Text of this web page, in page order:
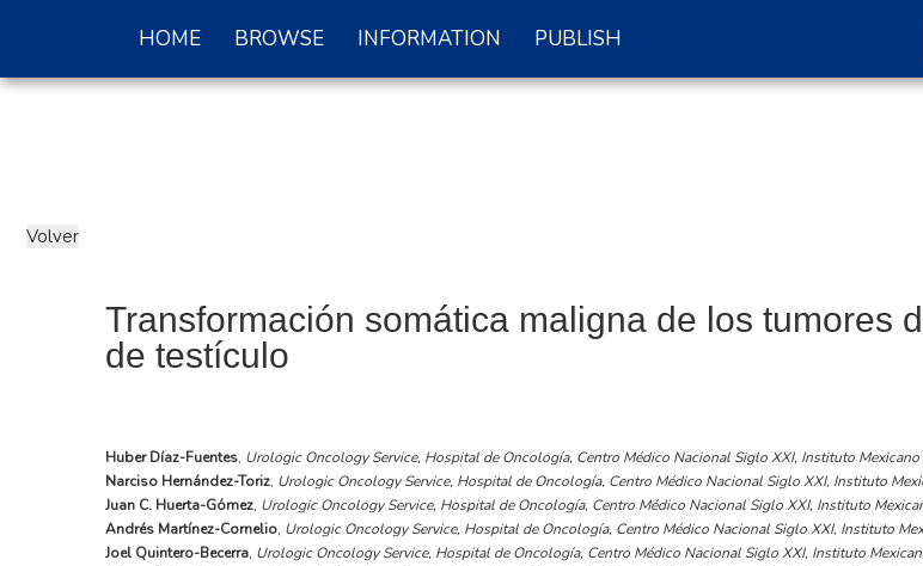
HOME BROWSE INFORMATION PUBLISH
Transformación somática maligna de los tumores
de testículo
Huber Díaz-Fuentes, Urologic Oncology Service, Hospital de Oncología, Centro Médico Nacional Siglo XXI, Instituto
Narciso Hernández-Toriz, Urologic Oncology Service, Hospital de Oncología, Centro Médico Nacional Siglo XXI, Instituto
Juan C. Huerta-Gómez, Urologic Oncology Service, Hospital de Oncología, Centro Médico Nacional Siglo XXI, Instituto
Andrés Martínez-Cornelio, Urologic Oncology Service, Hospital de Oncología, Centro Médico Nacional Siglo XXI, Instituto
Joel Quintero-Becerra, Urologic Oncology Service, Hospital de Oncología, Centro Médico Nacional Siglo XXI, Instituto